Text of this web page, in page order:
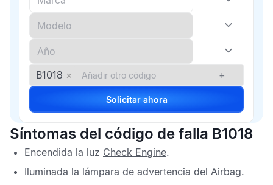
B1018 × +
Solicitar ahora
Síntomas del código de falla B1018
Encendida la luz Check Engine.
Iluminada la lámpara de advertencia del Airbag.